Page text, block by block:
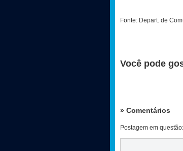
Fonte: Depart. de
Você pode
» Comentários
Postagem em questão: